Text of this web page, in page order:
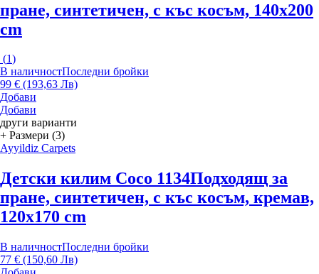
пране, синтетичен, с къс косъм, 140x200
cm
(1)
В наличностПоследни бройки
99 € (193,63 Лв)
Добави
Добави
други варианти
+ Размери (3)
Ayyildiz Carpets
Детски килим Coco 1134Подходящ за
пране, синтетичен, с къс косъм, кремав,
120x170 cm
В наличностПоследни бройки
77 € (150,60 Лв)